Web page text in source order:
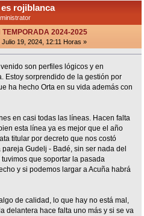
rojiblanca
TEMPORADA 2024-2025
Julio 19, 2024, 12:11 Horas »
son perfiles lógicos y en
Estoy sorprendido de la gestión por
ha hecho Orta en su vida además con
en casi todas las líneas. Hacen falta
esta línea ya es mejor que el año
titular por decreto que nos costó
Gudelj - Badé, sin ser nada del
que soportar la pasada
y si podemos largar a Acuña habrá
de calidad, lo que hay no está mal,
delantera hace falta uno más y si se va